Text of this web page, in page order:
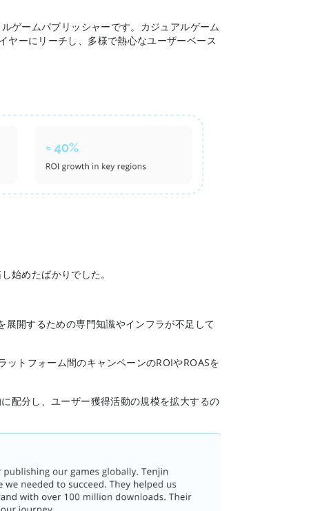
ゲームパブリッシャーです。カジュアルゲーム
ヤーにリーチし、多様で熱心なユーザーベース
始めたばかりでした。
開するための専門知識やインフラが不足して
トフォーム間のキャンペーンのROIやROASを
配分し、ユーザー獲得活動の規模を拡大するの